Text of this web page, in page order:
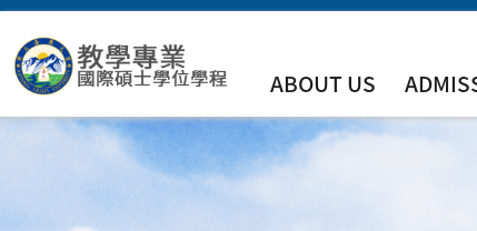
ABOUT US